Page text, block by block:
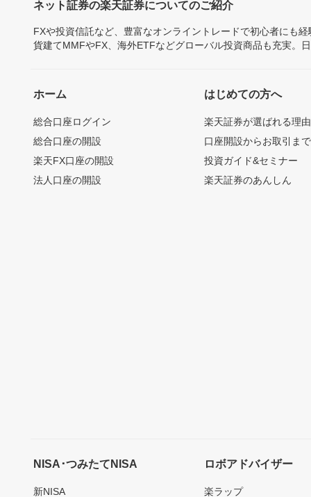
ネット証券の楽天証券についてのご紹介
FXや投資信託など、豊富なオンライントレードで初心者にも
貨建てMMFやFX、海外ETFなどグローバル投資商品も充実。
ホーム
総合口座ログイン
総合口座の開設
楽天FX口座の開設
法人口座の開設
はじめての方へ
楽天証券が選ばれる理由
口座開設からお取引ま
投資ガイド&セミナー
楽天証券のあんしん
NISA･つみたてNISA
新NISA
ロボアドバイザー
楽ラップ